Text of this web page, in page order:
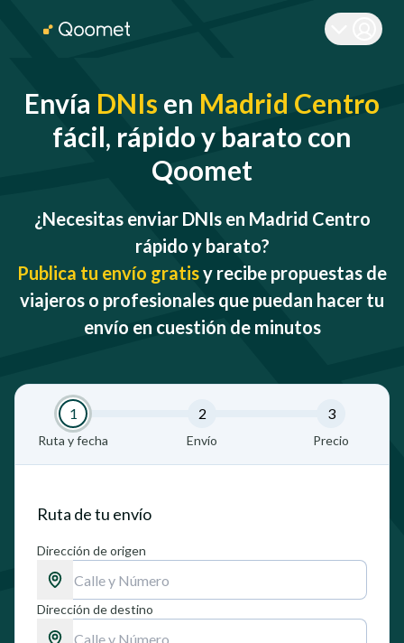
Envía DNIs en Madrid Centro
fácil, rápido y barato con
Qoomet
¿Necesitas enviar DNIs en Madrid Centro
rápido y barato?
Publica tu envío gratisy recibe propuestas de
viajeros o profesionales que puedan hacer tu
envío en cuestión de minutos
1
Ruta y fecha
2
Envío
3
Precio
Ruta de tu envío
Dirección de origen
Dirección de destino